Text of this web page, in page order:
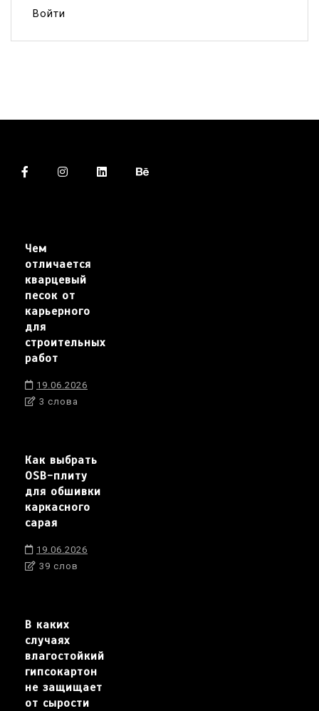
Войти
Чем
отличается
кварцевый
песок от
карьерного
для
строительных
работ
19.06.2026
3 слова
Как выбрать
OSB-плиту
для обшивки
каркасного
сарая
19.06.2026
39 слов
В каких
случаях
влагостойкий
гипсокартон
не защищает
от сырости